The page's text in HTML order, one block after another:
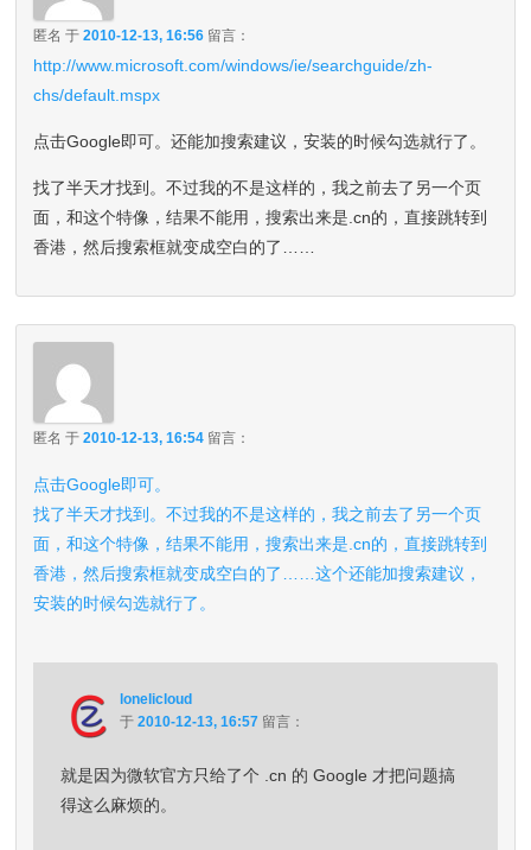
匿名 于2010-12-13, 16:56 留言：
http://www.microsoft.com/windows/ie/searchguide/zh-
chs/default.mspx
点击Google即可。还能加搜索建议，安装的时候勾选就行了。
找了半天才找到。不过我的不是这样的，我之前去了另一个页
面，和这个特像，结果不能用，搜索出来是.cn的，直接跳转到
香港，然后搜索框就变成空白的了……
匿名 于2010-12-13, 16:54 留言：
点击Google即可。
找了半天才找到。不过我的不是这样的，我之前去了另一个页
面，和这个特像，结果不能用，搜索出来是.cn的，直接跳转到
香港，然后搜索框就变成空白的了……这个还能加搜索建议，
安装的时候勾选就行了。
lonelicloud
于2010-12-13, 16:57 留言：
就是因为微软官方只给了个 .cn 的 Google 才把问题搞
得这么麻烦的。